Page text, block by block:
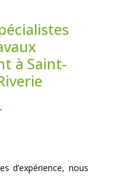
à Saint-
d’expérience, nous